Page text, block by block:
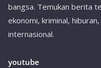
bangsa. Temukan berita
ekonomi, kriminal,
internasional.
youtube